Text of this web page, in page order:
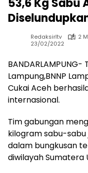
53,6 Kg Sabu
Redaksirltv
2
23/02/2022
Lampung,BNNP
Cukai Aceh
internasional.
Tim gabungan
kilogram sabu-
dalam bungkusan
diwilayah Sumatera